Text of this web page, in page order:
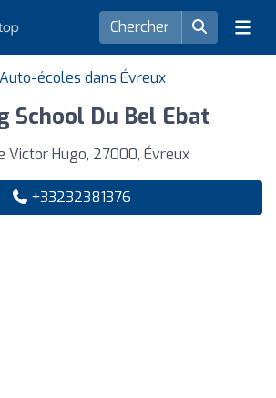
Auto-écoles dans Évreux
School Du Bel Ebat
Victor Hugo, 27000, Évreux
+33232381376